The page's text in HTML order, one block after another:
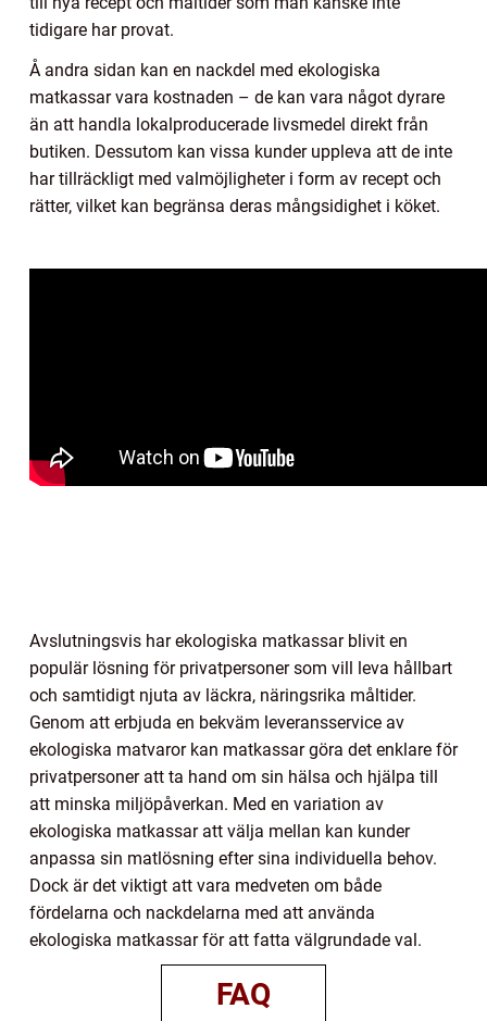
tidigare har provat.
Å andra sidan kan en nackdel med ekologiska
matkassar vara kostnaden – de kan vara något dyrare
än att handla lokalproducerade livsmedel direkt från
butiken. Dessutom kan vissa kunder uppleva att de inte
har tillräckligt med valmöjligheter i form av recept och
rätter, vilket kan begränsa deras mångsidighet i köket.
Avslutningsvis har ekologiska matkassar blivit en
populär lösning för privatpersoner som vill leva hållbart
och samtidigt njuta av läckra, näringsrika måltider.
Genom att erbjuda en bekväm leveransservice av
ekologiska matvaror kan matkassar göra det enklare för
privatpersoner att ta hand om sin hälsa och hjälpa till
att minska miljöpåverkan. Med en variation av
ekologiska matkassar att välja mellan kan kunder
anpassa sin matlösning efter sina individuella behov.
Dock är det viktigt att vara medveten om både
fördelarna och nackdelarna med att använda
ekologiska matkassar för att fatta välgrundade val.
FAQ